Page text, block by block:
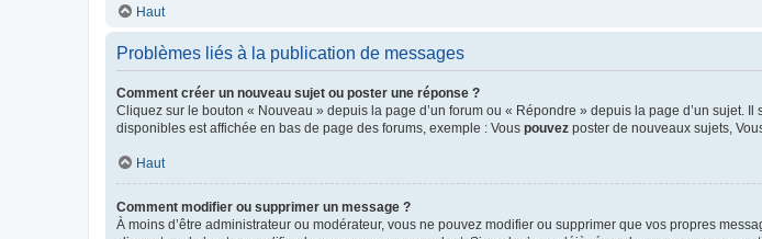
Haut
Problèmes liés à la publication de messages
Comment créer un nouveau sujet ou poster une réponse ?
Cliquez sur le bouton « Nouveau » depuis la page d’un forum ou « Répondre » depuis la page d’un sujet.
disponibles est affichée en bas de page des forums, exemple : Vous pouvez poster de nouveaux sujets,
Haut
Comment modifier ou supprimer un message ?
À moins d’être administrateur ou modérateur, vous ne pouvez modifier ou supprimer que vos propres